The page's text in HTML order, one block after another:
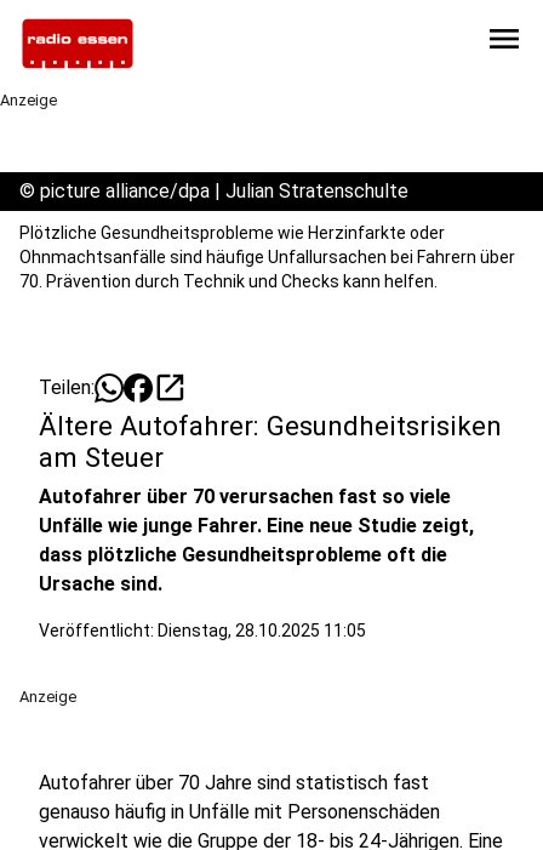
menu
Anzeige
© picture alliance/dpa | Julian Stratenschulte
Plötzliche Gesundheitsprobleme wie Herzinfarkte oder
Ohnmachtsanfälle sind häufige Unfallursachen bei Fahrern über
70. Prävention durch Technik und Checks kann helfen.
Teilen: open_in_new
Ältere Autofahrer: Gesundheitsrisiken
am Steuer
Autofahrer über 70 verursachen fast so viele
Unfälle wie junge Fahrer. Eine neue Studie zeigt,
dass plötzliche Gesundheitsprobleme oft die
Ursache sind.
Veröffentlicht: Dienstag, 28.10.2025 11:05
Anzeige
Autofahrer über 70 Jahre sind statistisch fast
genauso häufig in Unfälle mit Personenschäden
verwickelt wie die Gruppe der 18- bis 24-Jährigen. Eine